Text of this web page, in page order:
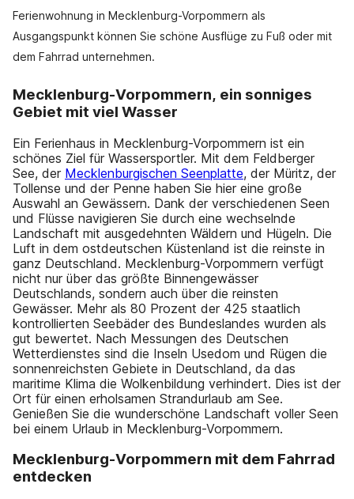
Ferienwohnung in Mecklenburg-Vorpommern als
Ausgangspunkt können Sie schöne Ausflüge zu Fuß oder mit
dem Fahrrad unternehmen.
Mecklenburg-Vorpommern, ein sonniges
Gebiet mit viel Wasser
Ein Ferienhaus in Mecklenburg-Vorpommern ist ein
schönes Ziel für Wassersportler. Mit dem Feldberger
See, der Mecklenburgischen Seenplatte, der Müritz, der
Tollense und der Penne haben Sie hier eine große
Auswahl an Gewässern. Dank der verschiedenen Seen
und Flüsse navigieren Sie durch eine wechselnde
Landschaft mit ausgedehnten Wäldern und Hügeln. Die
Luft in dem ostdeutschen Küstenland ist die reinste in
ganz Deutschland. Mecklenburg-Vorpommern verfügt
nicht nur über das größte Binnengewässer
Deutschlands, sondern auch über die reinsten
Gewässer. Mehr als 80 Prozent der 425 staatlich
kontrollierten Seebäder des Bundeslandes wurden als
gut bewertet. Nach Messungen des Deutschen
Wetterdienstes sind die Inseln Usedom und Rügen die
sonnenreichsten Gebiete in Deutschland, da das
maritime Klima die Wolkenbildung verhindert. Dies ist der
Ort für einen erholsamen Strandurlaub am See.
Genießen Sie die wunderschöne Landschaft voller Seen
bei einem Urlaub in Mecklenburg-Vorpommern.
Mecklenburg-Vorpommern mit dem Fahrrad
entdecken